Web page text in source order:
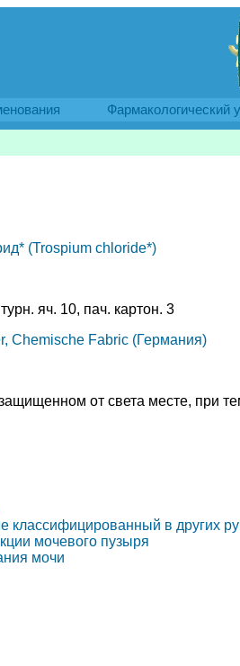
Фармакологический
(Trospium chloride*)
яч. 10, пач. картон. 3
Chemische Fabric (Германия)
от света месте, при
классифицированный в других
мочевого пузыря
мочи